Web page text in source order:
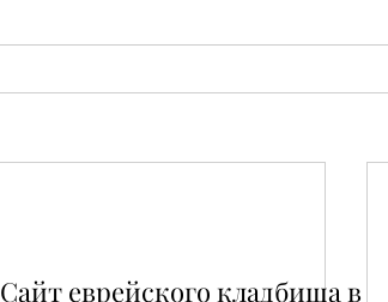
Сайт еврейского кладбища в